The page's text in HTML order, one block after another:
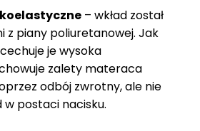
069 zł
– wkład został
z piany poliuretanowej. Jak
je wysoka
zalety materaca
odbój zwrotny, ale nie
w postaci nacisku.